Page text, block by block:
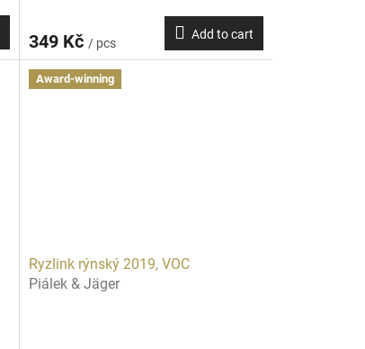
349 Kč / pcs
Add to cart
Award-winning
Ryzlink rýnský 2019, VOC
Piálek & Jäger